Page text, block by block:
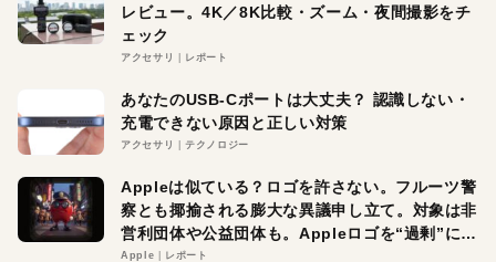
レビュー。4K／8K比較・ズーム・夜間撮影をチ
ェック
アクセサリ レポート
あなたのUSB-Cポートは大丈夫？ 認識しない・
充電できない原因と正しい対策
アクセサリ テクノロジー
Appleは似ている？ロゴを許さない。フルーツ警
察とも揶揄される膨大な異議申し立て。対象は非
営利団体や公益団体も。Appleロゴを“過剰”に守
る理由とは
Apple レポート